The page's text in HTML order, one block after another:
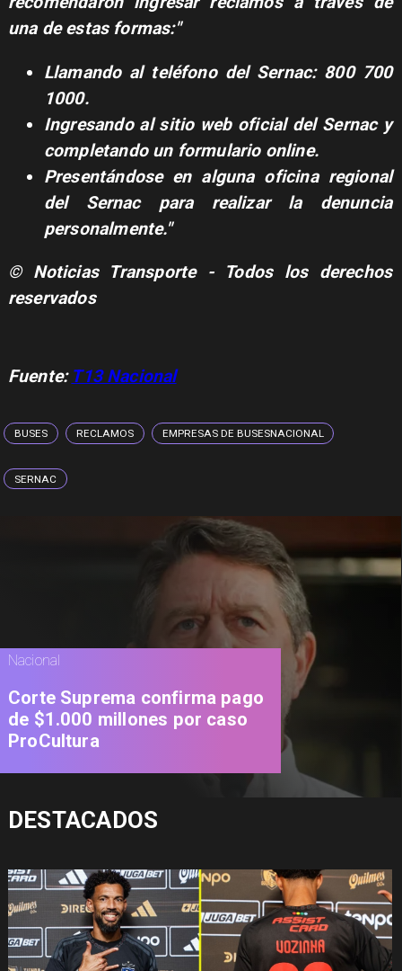
una de estas formas:"
Llamando al teléfono del Sernac: 800 700
1000.
Ingresando al sitio web oficial del Sernac y
completando un formulario online.
Presentándose en alguna oficina regional
del Sernac para realizar la denuncia
personalmente."
© Noticias Transporte - Todos los derechos
reservados
Fuente: T13 Nacional
BUSES RECLAMOS EMPRESAS DE BUSESNACIONAL
SERNAC
Nacional
Corte Suprema confirma pago
de $1.000 millones por caso
ProCultura
DESTACADOS